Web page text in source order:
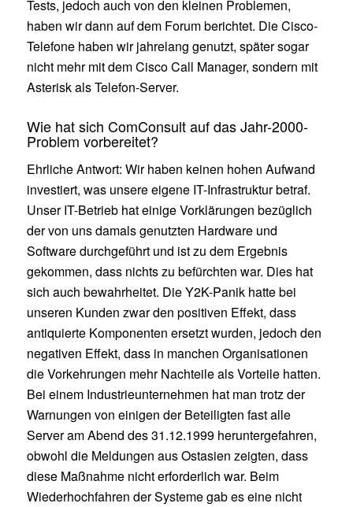
Tests, jedoch auch von den kleinen Problemen,
haben wir dann auf dem Forum berichtet. Die Cisco-
Telefone haben wir jahrelang genutzt, später sogar
nicht mehr mit dem Cisco Call Manager, sondern mit
Asterisk als Telefon-Server.
Wie hat sich ComConsult auf das Jahr-2000-
Problem vorbereitet?
Ehrliche Antwort: Wir haben keinen hohen Aufwand
investiert, was unsere eigene IT-Infrastruktur betraf.
Unser IT-Betrieb hat einige Vorklärungen bezüglich
der von uns damals genutzten Hardware und
Software durchgeführt und ist zu dem Ergebnis
gekommen, dass nichts zu befürchten war. Dies hat
sich auch bewahrheitet. Die Y2K-Panik hatte bei
unseren Kunden zwar den positiven Effekt, dass
antiquierte Komponenten ersetzt wurden, jedoch den
negativen Effekt, dass in manchen Organisationen
die Vorkehrungen mehr Nachteile als Vorteile hatten.
Bei einem Industrieunternehmen hat man trotz der
Warnungen von einigen der Beteiligten fast alle
Server am Abend des 31.12.1999 heruntergefahren,
obwohl die Meldungen aus Ostasien zeigten, dass
diese Maßnahme nicht erforderlich war. Beim
Wiederhochfahren der Systeme gab es eine nicht